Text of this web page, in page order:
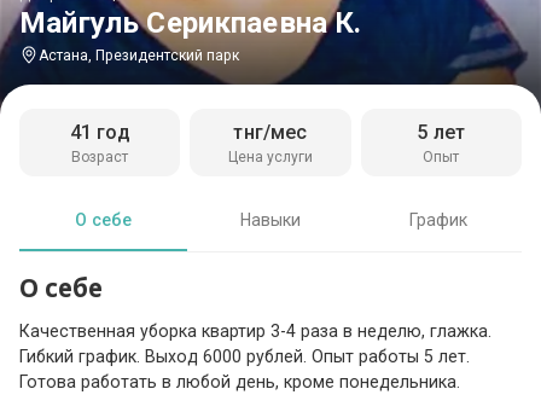
Майгуль Серикпаевна К.
Астана, Президентский парк
Возраст
41 год
Цена услуги
тнг/мес
Опыт
5 лет
О себе Навыки График
О себе
Качественная уборка квартир 3-4 раза в неделю, глажка.
Гибкий график. Выход 6000 рублей. Опыт работы 5 лет.
Готова работать в любой день, кроме понедельника.